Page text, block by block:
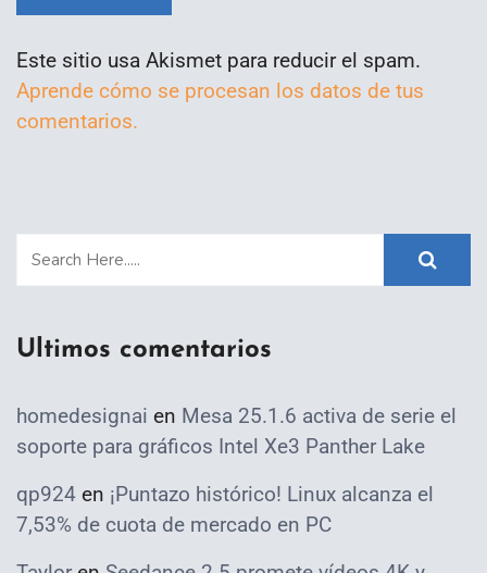
Este sitio usa Akismet para reducir el spam.
Aprende cómo se procesan los datos de tus
comentarios.
Ultimos comentarios
homedesignai en Mesa 25.1.6 activa de serie el
soporte para gráficos Intel Xe3 Panther Lake
qp924 en ¡Puntazo histórico! Linux alcanza el
7,53% de cuota de mercado en PC